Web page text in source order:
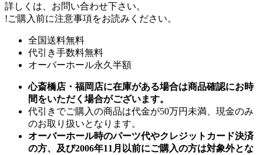
詳しくは、お問い合わせ下さい。
!ご購入前に注意事項をお読みください。
全国送料無料
代引き手数料無料
オーバーホール永久半額
心斎橋店・福岡店に在庫がある場合は商品確認にお時
間をいただく場合がございます。
代引きでご購入の商品は代金が50万円未満、現金のみ
のお取り扱いとなります。
オーバーホール時のパーツ代やクレジットカード決済
の方、及び2006年11月以前にご購入の方は対象外とな